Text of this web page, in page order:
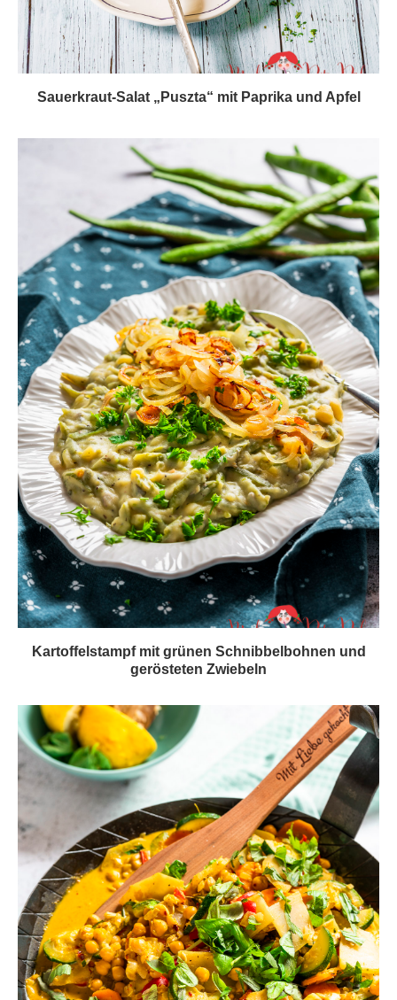
Sauerkraut-Salat „Puszta“ mit Paprika und Apfel
Kartoffelstampf mit grünen Schnibbelbohnen und
gerösteten Zwiebeln